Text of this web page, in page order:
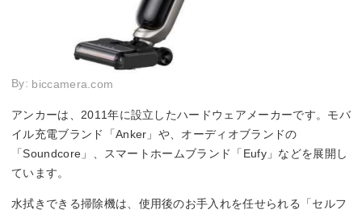
By: biccamera.com
アンカーは、2011年に設立したハードウェアメーカーです。モバ
イル充電ブランド「Anker」や、オーディオブランドの
「Soundcore」、スマートホームブランド「Eufy」などを展開し
ています。
水拭きできる掃除機は、使用後のお手入れを任せられる「セルフ